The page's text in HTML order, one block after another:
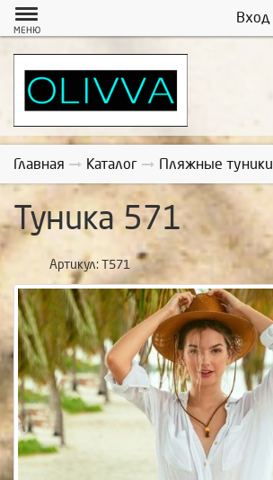
Вход
МЕНЮ
Главная Каталог Пляжные туники
Туника 571
Артикул: Т571